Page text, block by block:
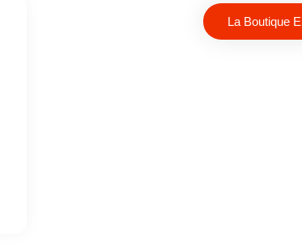
La Boutique